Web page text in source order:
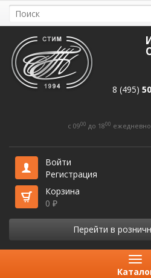
8 (495)
c 0900 до 1800 ежедневно
Войти
Регистрация
Корзина
0 ₽
Перейти в